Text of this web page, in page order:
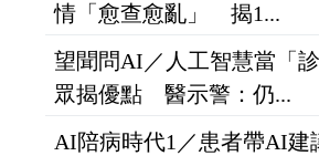
情「愈查愈亂」 揭1...
望聞問AI／人工智慧當「
眾揭優點 醫示警：仍...
AI陪病時代1／患者帶AI建